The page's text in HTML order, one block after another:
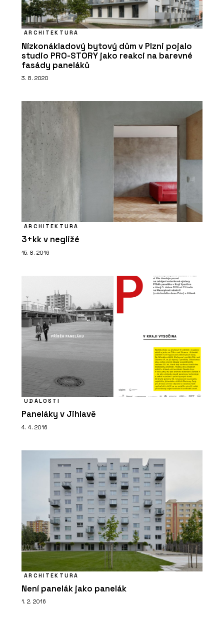
ARCHITEKTURA
Nízkonákladový bytový dům v Plzni pojalo
studio PRO-STORY jako reakci na barevné
fasády paneláků
3. 8. 2020
ARCHITEKTURA
3+kk v negližé
15. 8. 2016
UDÁLOSTI
Paneláky v Jihlavě
4. 4. 2016
ARCHITEKTURA
Není panelák jako panelák
1. 2. 2016